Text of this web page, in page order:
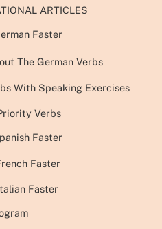
ARTICLES
Faster
The German Verbs
With Speaking Exercises
Verbs
Faster
Faster
Faster